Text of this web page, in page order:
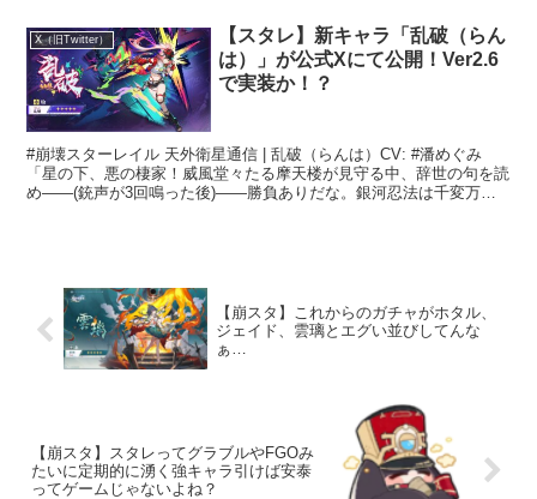
X（旧Twitter）
【スタレ】新キャラ「乱破（らん
は）」が公式Xにて公開！Ver2.6
で実装か！？
#崩壊スターレイル 天外衛星通信 | 乱破（らんは）CV: #潘めぐみ
「星の下、悪の棲家！威風堂々たる摩天楼が見守る中、辞世の句を読
め——(銃声が3回鳴った後)——勝負ありだな。銀河忍法は千変万
【崩スタ】これからのガチャがホタル、
ジェイド、雲璃とエグい並びしてんな
ぁ…
【崩スタ】スタレってグラブルやFGOみ
たいに定期的に湧く強キャラ引けば安泰
ってゲームじゃないよね？